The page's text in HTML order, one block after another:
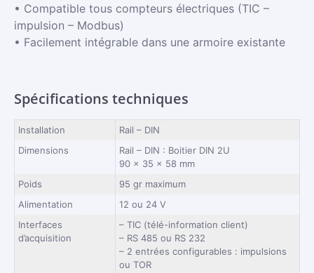
• Compatible tous compteurs électriques (TIC –
impulsion – Modbus)
• Facilement intégrable dans une armoire existante
Spécifications techniques
Installation
Rail – DIN
Dimensions
Rail – DIN : Boitier DIN 2U
90 x 35 x 58 mm
Poids
95 gr maximum
Alimentation
12 ou 24 V
Interfaces
d’acquisition
– TIC (télé-information client)
– RS 485 ou RS 232
– 2 entrées configurables : impulsions
ou TOR